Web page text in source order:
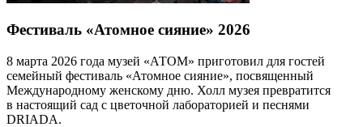
Фестиваль «Атомное сияние» 2026
8 марта 2026 года музей «АТОМ» приготовил для гостей
семейный фестиваль «Атомное сияние», посвященный
Международному женскому дню. Холл музея превратится
в настоящий сад с цветочной лабораторией и песнями
DRIADA.